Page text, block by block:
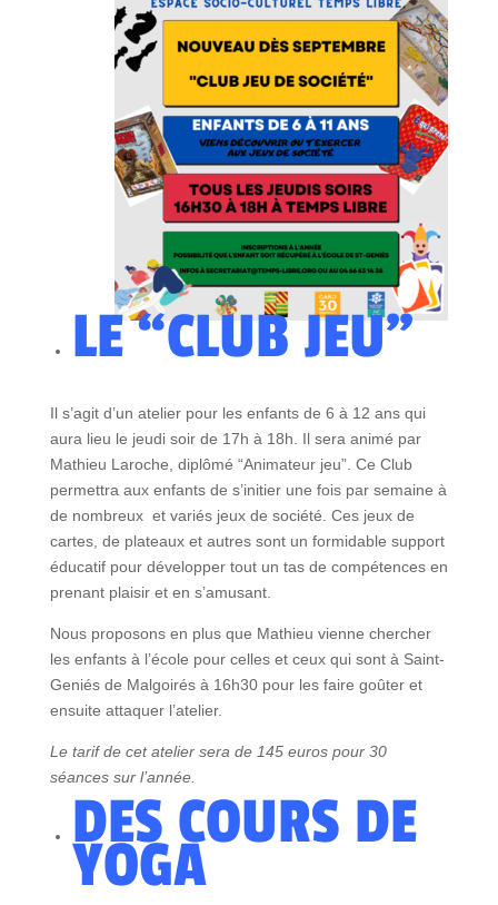
LE “CLUB JEU”
Il s’agit d’un atelier pour les enfants de 6 à 12 ans qui
aura lieu le jeudi soir de 17h à 18h. Il sera animé par
Mathieu Laroche, diplômé “Animateur jeu”. Ce Club
permettra aux enfants de s’initier une fois par semaine à
de nombreux et variés jeux de société. Ces jeux de
cartes, de plateaux et autres sont un formidable support
éducatif pour développer tout un tas de compétences en
prenant plaisir et en s’amusant.
Nous proposons en plus que Mathieu vienne chercher
les enfants à l’école pour celles et ceux qui sont à Saint-
Geniés de Malgoirés à 16h30 pour les faire goûter et
ensuite attaquer l’atelier.
Le tarif de cet atelier sera de 145 euros pour 30
séances sur l’année.
DES COURS DE
YOGA